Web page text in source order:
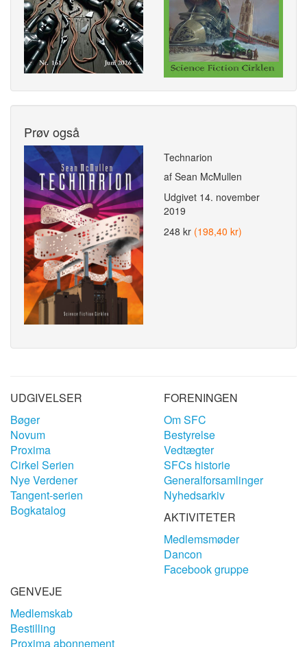
Prøv også
Technarion
af Sean McMullen
Udgivet 14. november
2019
248 kr (198,40 kr)
UDGIVELSER
Bøger
Novum
Proxima
Cirkel Serien
Nye Verdener
Tangent-serien
Bogkatalog
FORENINGEN
Om SFC
Bestyrelse
Vedtægter
SFCs historie
Generalforsamlinger
Nyhedsarkiv
AKTIVITETER
Medlemsmøder
Dancon
Facebook gruppe
GENVEJE
Medlemskab
Bestilling
Proxima abonnement